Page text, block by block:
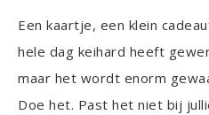
Een kaartje, een klein
hele dag keihard heeft
maar het wordt enorm
Doe het. Past het niet bij